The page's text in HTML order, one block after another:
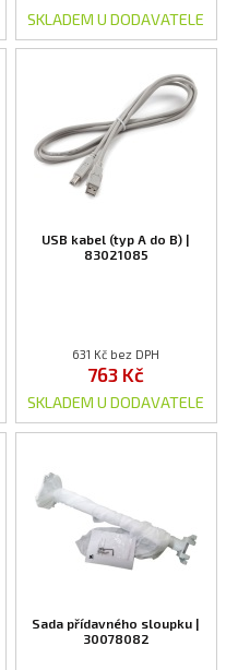
SKLADEM U DODAVATELE
USB kabel (typ A do B) |
83021085
631 Kč bez DPH
763 Kč
SKLADEM U DODAVATELE
Sada přídavného sloupku |
30078082